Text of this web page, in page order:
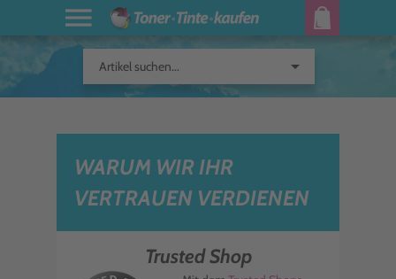
Artikel suchen... arrow_drop_down
WARUM WIR IHR
VERTRAUEN VERDIENEN
Trusted Shop